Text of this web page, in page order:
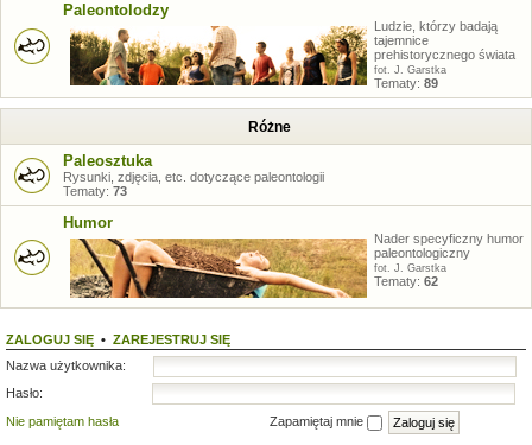
Paleontolodzy
Ludzie, którzy badają
tajemnice
prehistorycznego świata
fot. J. Garstka
Tematy: 89
Różne
Paleosztuka
Rysunki, zdjęcia, etc. dotyczące paleontologii
Tematy: 73
Humor
Nader specyficzny humor
paleontologiczny
fot. J. Garstka
Tematy: 62
ZALOGUJ SIĘ • ZAREJESTRUJ SIĘ
Nazwa użytkownika:
Hasło:
Nie pamiętam hasła
Zapamiętaj mnie